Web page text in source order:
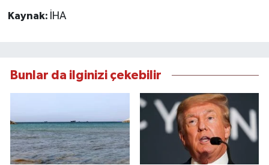
Kaynak: İHA
Bunlar da ilginizi çekebilir